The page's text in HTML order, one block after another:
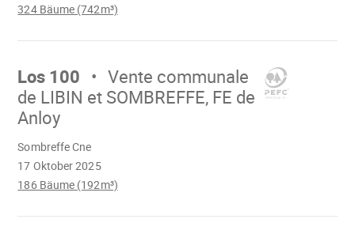
324 Bäume (742m³)
Mach
Los 100
Vente communale
de LIBIN et SOMBREFFE, FE de
Anloy
17 Oktober 2025
Sombreffe Cne
186 Bäume (192m³)
Mach